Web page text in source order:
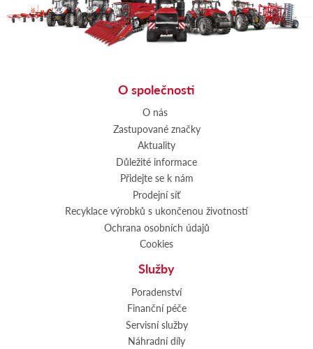
O společnosti
O nás
Zastupované značky
Aktuality
Důležité informace
Přidejte se k nám
Prodejní síť
Recyklace výrobků s ukončenou životností
Ochrana osobních údajů
Cookies
Služby
Poradenství
Finanční péče
Servisní služby
Náhradní díly